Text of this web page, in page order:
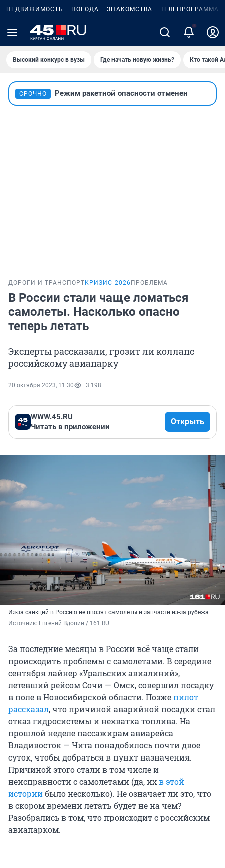
НЕДВИЖИМОСТЬ ПОГОДА ЗНАКОМСТВА ТЕЛЕПРОГРАММА
Высокий конкурс в вузы Где начать новую жизнь? Кто такой
СРОЧНО Режим ракетной опасности отменен
ДОРОГИ И ТРАНСПОРТ КРИЗИС-2026 ПРОБЛЕМА
В России стали чаще ломаться
самолеты. Насколько опасно
теперь летать
Эксперты рассказали, грозит ли коллапс
российскому авиапарку
20 октября 2023, 11:30 3 198
WWW.45.RU
Читать в приложении
Открыть
Из-за санкций в Россию не ввозят самолеты и запчасти из-за рубежа
Источник: Евгений Вдовин / 161.RU
За последние месяцы в России всё чаще стали
происходить проблемы с самолетами. В середине
сентября лайнер «Уральских авиалиний»,
летевший рейсом Сочи — Омск, совершил посадку
в поле в Новосибирской области. Позжепилот
рассказал, что причиной аварийной посадки стал
отказ гидросистемы и нехватка топлива. На
прошлой неделе пассажирам авиарейса
Владивосток — Чита понадобилось почти двое
суток, чтобы добраться в пункт назначения.
Причиной этого стали в том числе и
неисправности с самолетами (да, ихв этой
историибыло несколько). Не означает ли это, что
в скором времени летать будет не на чем?
Разобрались в том, что происходит с российским
авиапарком.